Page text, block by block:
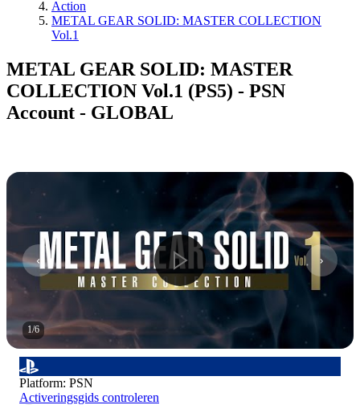
Action
METAL GEAR SOLID: MASTER COLLECTION
Vol.1
METAL GEAR SOLID: MASTER
COLLECTION Vol.1 (PS5) - PSN
Account - GLOBAL
1/6
Platform: PSN
Activeringsgids controleren